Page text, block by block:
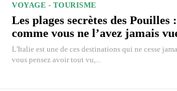
VOYAGE - TOURISME
Les plages secrètes des Pouilles
comme vous ne l’avez jamais
L'Italie est une de ces destinations qui ne cesse
vous pensez avoir tout vu,...